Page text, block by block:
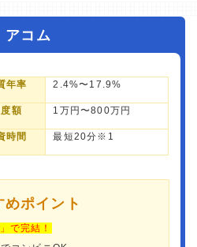
アコム
年率 2.4%〜17.9%
度額 1万円〜800万円
時間 最短20分※1
めポイント
で完結！